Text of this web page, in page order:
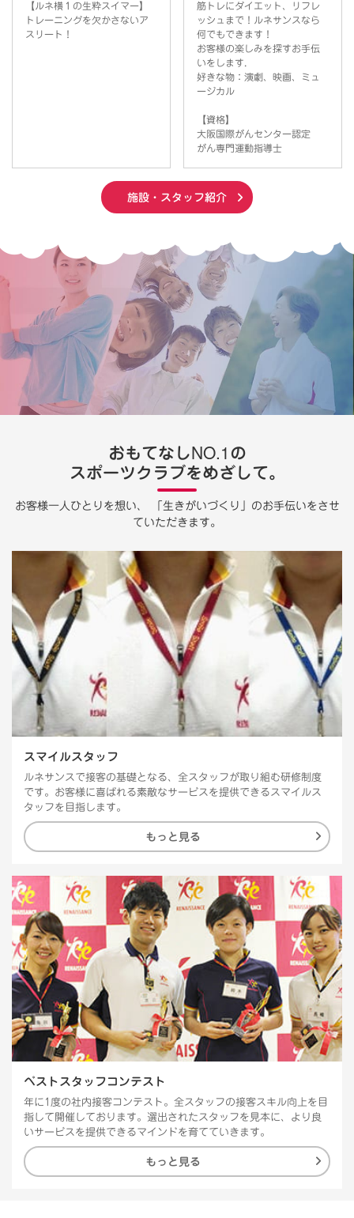
【ルネ横１の生粋スイマー】
トレーニングを欠かさないア
スリート！
筋トレにダイエット、リフレ
ッシュまで！ルネサンスなら
何でもできます！
お客様の楽しみを探すお手伝
いをします.
好きな物：演劇、映画、ミュ
ージカル
【資格】
大阪国際がんセンター認定
がん専門運動指導士
施設・スタッフ紹介
おもてなしNO.1の
スポーツクラブをめざして。
お客様一人ひとりを想い、
「生きがいづくり」のお手伝いをさせ
ていただきます。
スマイルスタッフ
ルネサンスで接客の基礎となる、全スタッフが取り組む研修制度
です。お客様に喜ばれる素敵なサービスを提供できるスマイルス
タッフを目指します。
もっと見る
ベストスタッフコンテスト
年に1度の社内接客コンテスト。全スタッフの接客スキル向上を目
指して開催しております。選出されたスタッフを見本に、より良
いサービスを提供できるマインドを育てていきます。
もっと見る